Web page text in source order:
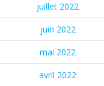
juillet 2022
juin 2022
mai 2022
avril 2022